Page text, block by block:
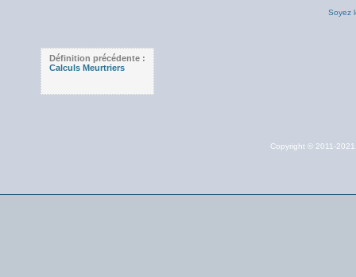
Soyez
Définition précédente :
Calculs Meurtriers
Copyright © 2011-